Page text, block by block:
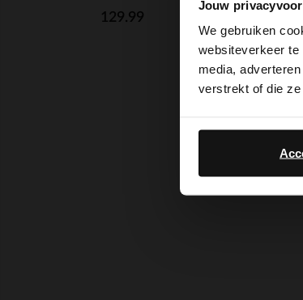
Jouw
We gebruiken
websiteverkeer
media,
verstrekt of die
129.99